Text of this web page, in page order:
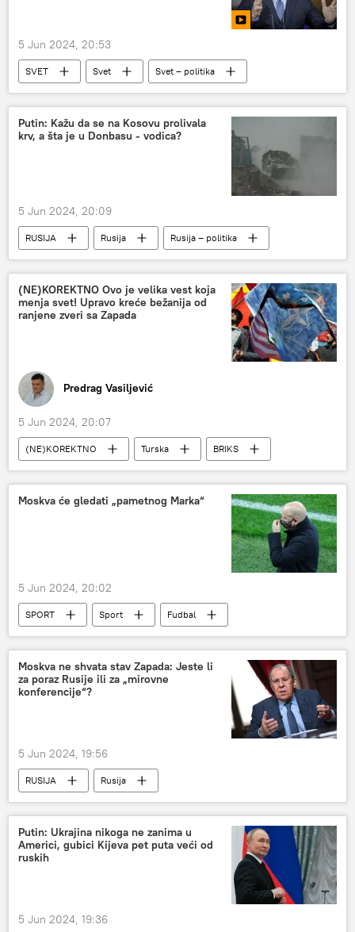
5 Jun 2024, 20:53
SVET Svet
Svet – politika
Slovačka
Putin: Kažu da se na Kosovu prolivala
krv, a šta je u Donbasu - vodica?
5 Jun 2024, 20:09
RUSIJA Rusija Rusija – politika
(NE)KOREKTNO Ovo je velika vest koja
menja svet! Upravo kreće bežanija od
ranjene zveri sa Zapada
Predrag Vasiljević
5 Jun 2024, 20:07
(NE)KOREKTNO Turska
BRIKS
NATO
Džozef Bajden
Rusija
Novak Đoković
Rolan Garos
Moskva će gledati „pametnog Marka“
5 Jun 2024, 20:02
SPORT Sport
Fudbal
Marko Nikolić
Moskva ne shvata stav Zapada: Jeste li
za poraz Rusije ili za „mirovne
konferencije“?
5 Jun 2024, 19:56
RUSIJA
Rusija
Specijalna vojna operacija u Ukrajini – vesti
Švajcarska (država)
Sergej Lavrov
Čad
Putin: Ukrajina nikoga ne zanima u
Americi, gubici Kijeva pet puta veći od
ruskih
5 Jun 2024, 19:36